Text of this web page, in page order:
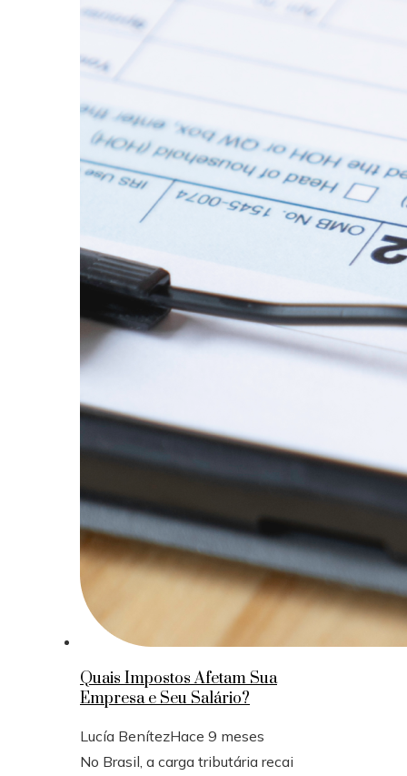
Quais Impostos Afetam Sua
Empresa e Seu Salário?
Lucía BenítezHace 9 meses
No Brasil, a carga tributária recai